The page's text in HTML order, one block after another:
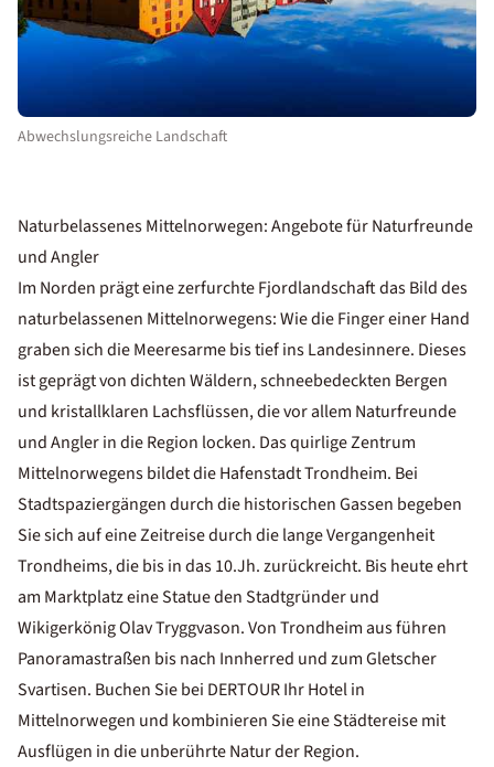
Abwechslungsreiche Landschaft
Naturbelassenes Mittelnorwegen: Angebote für Naturfreunde
und Angler
Im Norden prägt eine zerfurchte Fjordlandschaft das Bild des
naturbelassenen Mittelnorwegens: Wie die Finger einer Hand
graben sich die Meeresarme bis tief ins Landesinnere. Dieses
ist geprägt von dichten Wäldern, schneebedeckten Bergen
und kristallklaren Lachsflüssen, die vor allem Naturfreunde
und Angler in die Region locken. Das quirlige Zentrum
Mittelnorwegens bildet die Hafenstadt Trondheim. Bei
Stadtspaziergängen durch die historischen Gassen begeben
Sie sich auf eine Zeitreise durch die lange Vergangenheit
Trondheims, die bis in das 10.Jh. zurückreicht. Bis heute ehrt
am Marktplatz eine Statue den Stadtgründer und
Wikigerkönig Olav Tryggvason. Von Trondheim aus führen
Panoramastraßen bis nach Innherred und zum Gletscher
Svartisen. Buchen Sie bei DERTOUR Ihr Hotel in
Mittelnorwegen und kombinieren Sie eine Städtereise mit
Ausflügen in die unberührte Natur der Region.